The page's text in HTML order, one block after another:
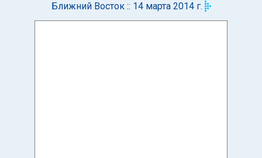
Ближний Восток :: 14 марта 2014 г.